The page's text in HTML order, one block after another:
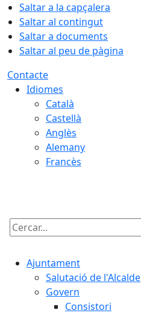
Saltar a la capçalera
Saltar al contingut
Saltar a documents
Saltar al peu de pàgina
Contacte
Idiomes
Català
Castellà
Anglès
Alemany
Francès
Cercar:
Ajuntament
Salutació de l'Alcalde
Govern
Consistori